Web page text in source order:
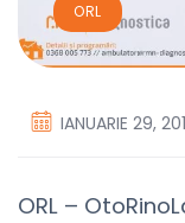
ORL
IANUARIE 29,
ORL –